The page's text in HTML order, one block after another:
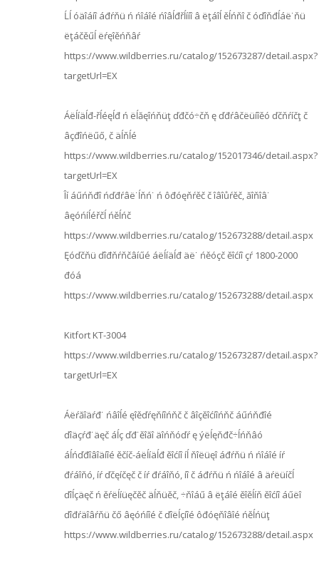
Ĺĺ óäîáíî áđŕňü ń ńîáîé ńîâĺđřĺííî â ëţáîĺ ěĺńňî č óďîňđĺáë˙ňü
ëţáčěűĺ ëŕęîěńňâŕ
https://www.wildberries.ru/catalog/152673287/detail.aspx?
targetUrl=EX
Áëĺíäĺđ-řĺéęĺđ ń ëĺăęîńňüţ ďđčó÷čň ę ďđŕâčëüíîěó ďčňŕíčţ č
âçđîńëűő, č äĺňĺé
https://www.wildberries.ru/catalog/152017346/detail.aspx?
targetUrl=EX
Îí áűńňđî ńďđŕâë˙ĺňń˙ ń ôđóęňŕěč č îâîůŕěč, ăîňîâ˙
âęóńíĺéřčĺ ńěĺńč
https://www.wildberries.ru/catalog/152673288/detail.aspx
Ęóďčňü ďîđňŕňčâíűé áëĺíäĺđ äë˙ ńěóçč ěîćíî çŕ 1800-2000
đóá
https://www.wildberries.ru/catalog/152673288/detail.aspx
Kitfort KT-3004
https://www.wildberries.ru/catalog/152673287/detail.aspx?
targetUrl=EX
Áëŕăîäŕđ˙ ńâîĺé ęîěďŕęňíîńňč č âîçěîćíîńňč áűńňđîé
ďîäçŕđ˙äęč áĺç ďđ˙ěîăî äîńňóďŕ ę ýëĺęňđč÷ĺńňâó
áĺńďđîâîäíîé ěčíč-áëĺíäĺđ ěîćíî íĺ ňîëüęî áđŕňü ń ńîáîé íŕ
đŕáîňó, íŕ ďčęíčęč č íŕ đŕáîňó, íî č áđŕňü ń ńîáîé â äŕëüíčĺ
ďîĺçäęč ń ěŕëĺíüęčěč äĺňüěč, ÷ňîáű â ëţáîé ěîěĺíň ěîćíî áűëî
ďîđŕäîâŕňü čő âęóńíîé č ďîëĺçíîé ôđóęňîâîé ńěĺńüţ
https://www.wildberries.ru/catalog/152673288/detail.aspx